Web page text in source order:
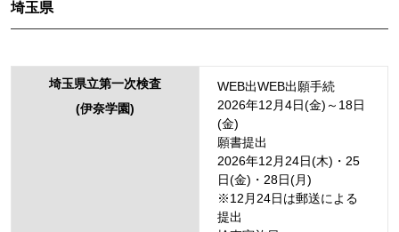
埼玉県
埼玉県立第一次検査
(伊奈学園)
WEB出WEB出願手続
2026年12月4日(金)～18日
(金)
願書提出
2026年12月24日(木)・25
日(金)・28日(月)
※12月24日は郵送による
提出